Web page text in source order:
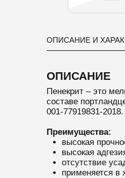
ОПИСАНИЕ И
ОПИСАНИЕ
Пенекрит – это
составе
001-77919831-2018.
Преимущества:
высокая
высокая
отсутствие
применяется в